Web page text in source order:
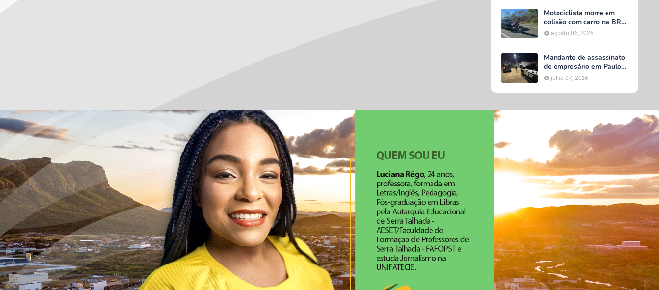
Serra Talhada
Motociclista morre em
colisão com carro na BR-
232, em Serra Talhada
agosto 06, 2026
Mandante de assassinato
de empresário em Paulo
Afonso é preso em Serra
Talhada; suspeito
participou do velório da
julho 07, 2026